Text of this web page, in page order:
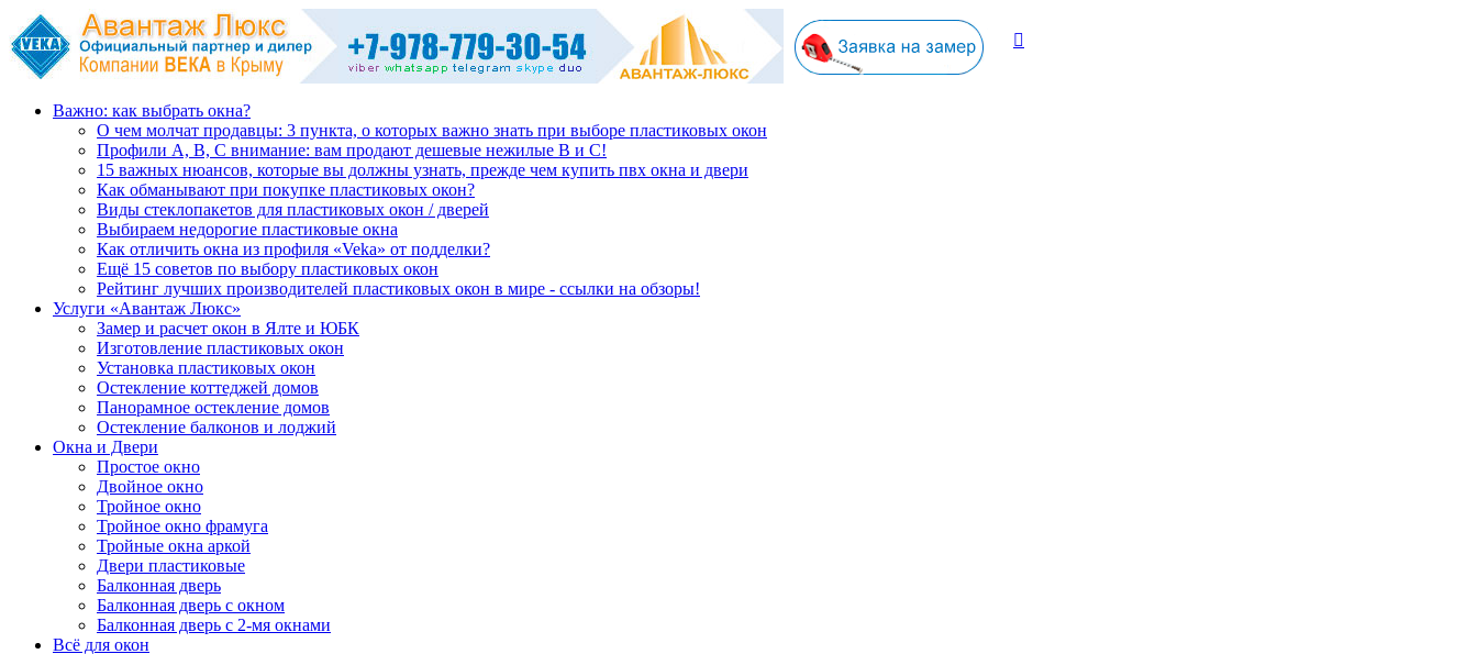
Важно: как выбрать окна?
О чем молчат продавцы: 3 пункта, о которых важно знать при выборе пластиковых окон
Профили А, В, С внимание: вам продают дешевые нежилые В и С!
15 важных нюансов, которые вы должны узнать, прежде чем купить пвх окна и двери
Как обманывают при покупке пластиковых окон?
Виды стеклопакетов для пластиковых окон / дверей
Выбираем недорогие пластиковые окна
Как отличить окна из профиля «Veka» от подделки?
Ещё 15 советов по выбору пластиковых окон
Рейтинг лучших производителей пластиковых окон в мире - ссылки на обзоры!
Услуги «Авантаж Люкс»
Замер и расчет окон в Ялте и ЮБК
Изготовление пластиковых окон
Установка пластиковых окон
Остекление коттеджей домов
Панорамное остекление домов
Остекление балконов и лоджий
Окна и Двери
Простое окно
Двойное окно
Тройное окно
Тройное окно фрамуга
Тройные окна аркой
Двери пластиковые
Балконная дверь
Балконная дверь с окном
Балконная дверь с 2-мя окнами
Всё для окон